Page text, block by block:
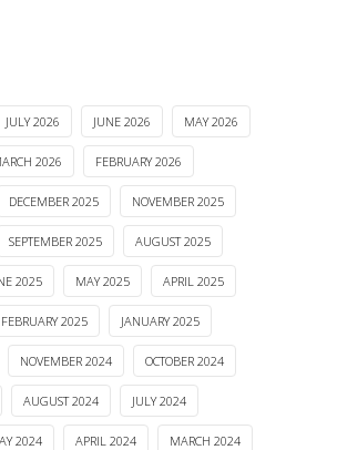
JULY 2026 JUNE 2026 MAY 2026
2026 FEBRUARY 2026
DECEMBER 2025 NOVEMBER 2025
SEPTEMBER 2025 AUGUST 2025
2025 MAY 2025 APRIL 2025
FEBRUARY 2025 JANUARY 2025
NOVEMBER 2024 OCTOBER 2024
AUGUST 2024 JULY 2024
2024 APRIL 2024 MARCH 2024